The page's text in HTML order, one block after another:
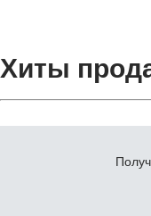
Хиты